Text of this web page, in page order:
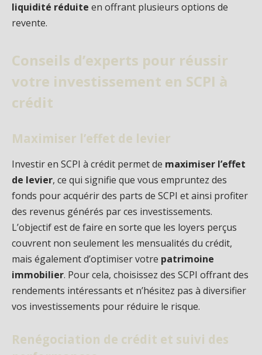
liquidité réduite en offrant plusieurs options de
revente.
Conseils d’experts pour réussir
votre investissement en SCPI à
crédit
Maximiser l’effet de levier
Investir en SCPI à crédit permet de maximiser l’effet
de levier, ce qui signifie que vous empruntez des
fonds pour acquérir des parts de SCPI et ainsi profiter
des revenus générés par ces investissements.
L’objectif est de faire en sorte que les loyers perçus
couvrent non seulement les mensualités du crédit,
mais également d’optimiser votre patrimoine
immobilier. Pour cela, choisissez des SCPI offrant des
rendements intéressants et n’hésitez pas à diversifier
vos investissements pour réduire le risque.
Renégociation de crédit et suivi des